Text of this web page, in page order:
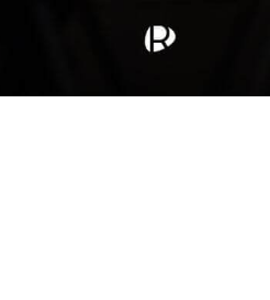
tham gia của diễn giả